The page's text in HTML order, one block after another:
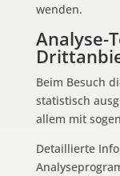
wenden.
Analyse-
Beim Besuch
statistisch
allem mit
Detaillierte